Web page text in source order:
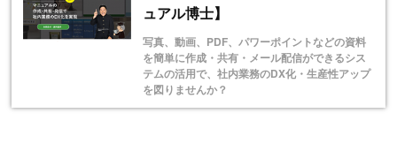
ュアル博士】
写真、動画、PDF、パワーポイントなどの資料
を簡単に作成・共有・メール配信ができるシス
テムの活用で、社内業務のDX化・生産性アップ
を図りませんか？